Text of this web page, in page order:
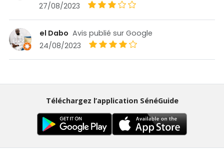
27/08/2023
el Dabo Avis publié sur Google
24/08/2023
Téléchargez l’application SénéGuide